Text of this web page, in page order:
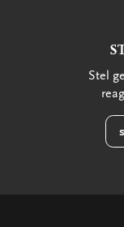
Stel